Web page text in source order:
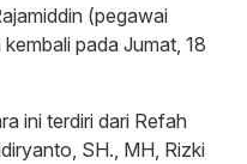
(pegawai
pada Jumat, 18
ini terdiri dari Refah
SH., MH, Rizki